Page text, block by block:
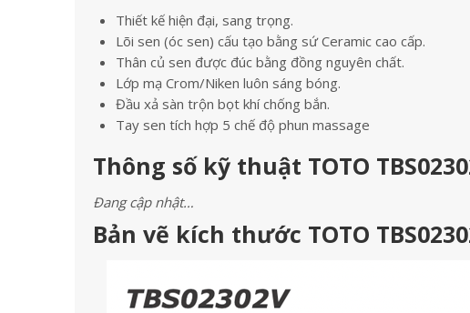
Thiết kế hiện đại, sang trọng.
Lõi sen (óc sen) cấu tạo bằng sứ Ceramic cao cấp.
Thân củ sen được đúc bằng đồng nguyên chất.
Lớp mạ Crom/Niken luôn sáng bóng.
Đầu xả sàn trộn bọt khí chống bắn.
Tay sen tích hợp 5 chế độ phun massage
Thông số kỹ thuật TOTO
Đang cập nhật…
Bản vẽ kích thước TOTO